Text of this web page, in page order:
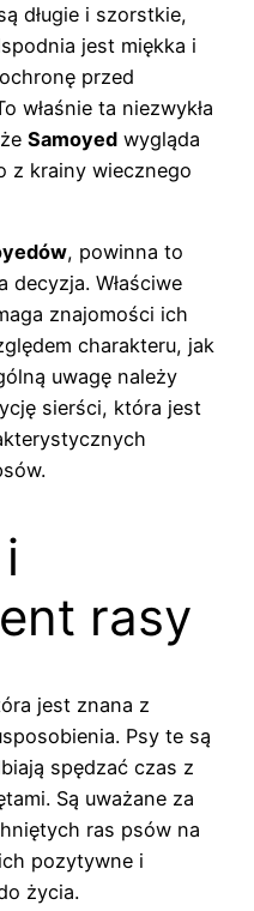
długie i szorstkie,
jest miękka i
przed
właśnie ta niezwykła
Samoyed wygląda
z krainy wiecznego
, powinna to
decyzja. Właściwe
znajomości ich
charakteru, jak
uwagę należy
sierści, która jest
rasy
jest znana z
Psy te są
spędzać czas z
Są uważane za
ras psów na
pozytywne i
życia.